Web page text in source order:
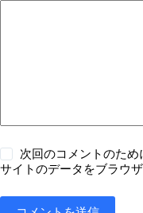
次回のコメントのた
サイトのデータをブラウザ